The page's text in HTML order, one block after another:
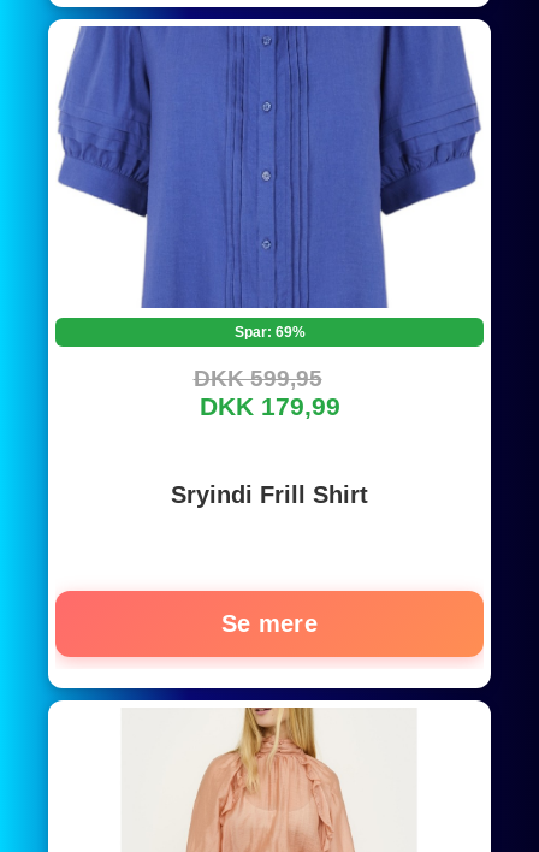
Spar: 69%
DKK 599,95
DKK 179,99
Sryindi Frill Shirt
Se mere